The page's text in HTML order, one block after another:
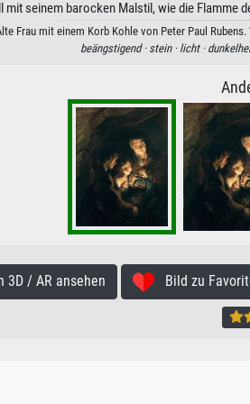
mit seinem barocken Malstil, wie die Flamme
Frau mit einem Korb Kohle von Peter Paul
beängstigend · stein · licht ·
3D / AR ansehen Bild zu